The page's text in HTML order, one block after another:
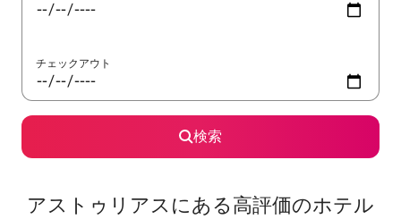
チェックアウト
検索
アストゥリアスにある高⁠評⁠価⁠のホ⁠テ⁠ル